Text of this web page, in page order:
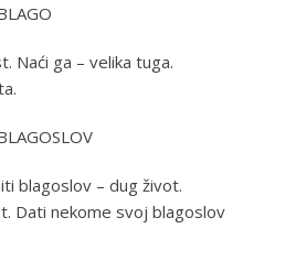
Naći ga – velika tuga.
blagoslov – dug život.
Dati nekome svoj blagoslov